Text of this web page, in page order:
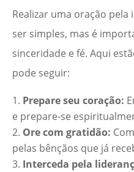
Realizar uma oração
ser simples, mas é
sinceridade e fé. Aqui
pode seguir:
Prepare seu coração:
e prepare-se
Ore com gratidão:
pelas bênçãos que já
Interceda pela